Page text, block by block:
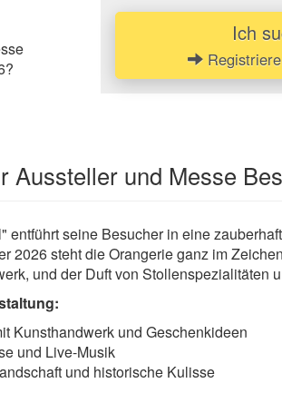
Ich
Aussteller und Messe
entführt seine Besucher in eine
2026 steht die Orangerie ganz im
und der Duft von Stollenspezialitäten
Kunsthandwerk und Geschenkideen
und Live-Musik
und historische Kulisse